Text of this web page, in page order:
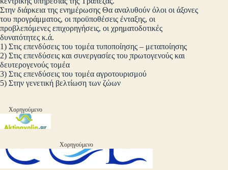
Στην διάρκεια της ενημέρωσης Θα αναλυθούν όλοι οι άξονες
του προγράμματος, οι προϋποθέσεις ένταξης, οι
προβλεπόμενες επιχορηγήσεις, οι χρηματοδοτικές
δυνατότητες κ.ά.
1) Στις επενδύσεις του τομέα τυποποίησης – μεταποίησης
2) Στις επενδύσεις και συνεργασίες του ̟πρωτογενούς και
δευτερογενούς τομέα
3) Στις επενδύσεις του τομέα αγροτουρισμού
5) Στην γενετική βελτίωση των ζώων
Χορηγούμενο
Χορηγούμενο